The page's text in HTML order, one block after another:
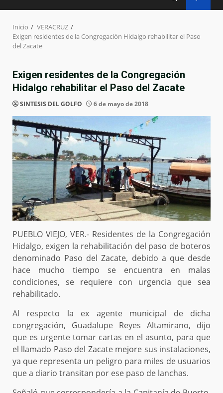
Inicio
VERACRUZ
Exigen residentes de la Congregación Hidalgo rehabilitar el Paso
del Zacate
Exigen residentes de la Congregación
Hidalgo rehabilitar el Paso del Zacate
SINTESIS DEL GOLFO 6 de mayo de 2018
PUEBLO VIEJO, VER.- Residentes de la Congregación
Hidalgo, exigen la rehabilitación del paso de boteros
denominado Paso del Zacate, debido a que desde
hace mucho tiempo se encuentra en malas
condiciones, se requiere con urgencia que sea
rehabilitado.
Al respecto la ex agente municipal de dicha
congregación, Guadalupe Reyes Altamirano, dijo
que es urgente tomar cartas en el asunto, para que
el llamado Paso del Zacate mejore sus instalaciones,
ya que representa un peligro para miles de usuarios
que a diario transitan por ese paso de lanchas.